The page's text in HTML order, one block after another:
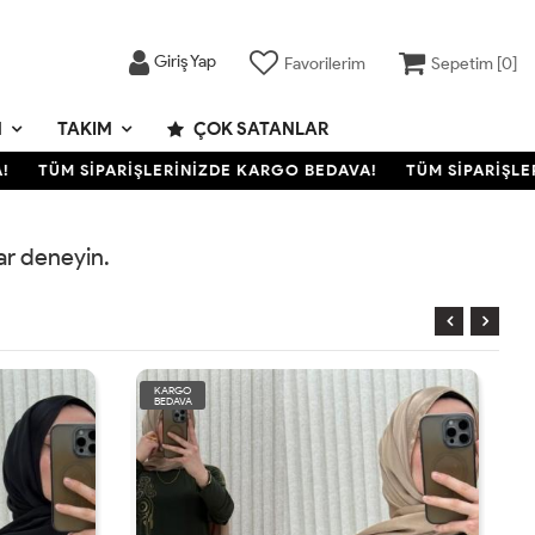
Giriş Yap Favorilerim Sepetim [0]
TAKIM ÇOK SATANLAR
TÜM SİPARİŞLERİNİZDE KARGO BEDAVA! TÜM
deneyin.
KARGO
BEDAVA